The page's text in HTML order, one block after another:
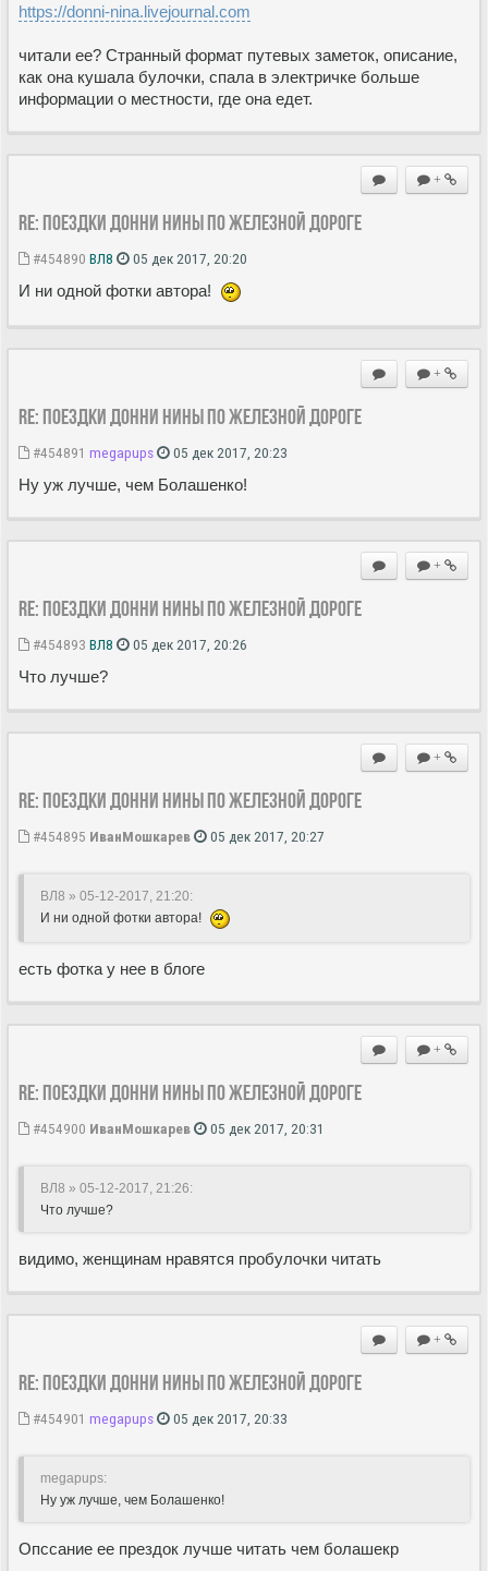
https://donni-nina.livejournal.com
читали ее? Странный формат путевых заметок, описание,
как она кушала булочки, спала в электричке больше
информации о местности, где она едет.
+
Re: Поездки Донни Нины по железной дороге
#454890 ВЛ8 05 дек 2017, 20:20
И ни одной фотки автора!
+
Re: Поездки Донни Нины по железной дороге
#454891 megapups 05 дек 2017, 20:23
Ну уж лучше, чем Болашенко!
+
Re: Поездки Донни Нины по железной дороге
#454893 ВЛ8 05 дек 2017, 20:26
Что лучше?
+
Re: Поездки Донни Нины по железной дороге
#454895 ИванМошкарев 05 дек 2017, 20:27
ВЛ8 » 05-12-2017, 21:20:
И ни одной фотки автора!
есть фотка у нее в блоге
+
Re: Поездки Донни Нины по железной дороге
#454900 ИванМошкарев 05 дек 2017, 20:31
ВЛ8 » 05-12-2017, 21:26:
Что лучше?
видимо, женщинам нравятся пробулочки читать
+
Re: Поездки Донни Нины по железной дороге
#454901 megapups 05 дек 2017, 20:33
megapups:
Ну уж лучше, чем Болашенко!
Опссание ее прездок лучше читать чем болашекр